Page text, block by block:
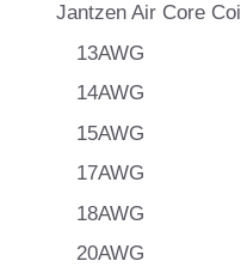
Jantzen Air Core Coil
13AWG
14AWG
15AWG
17AWG
18AWG
20AWG